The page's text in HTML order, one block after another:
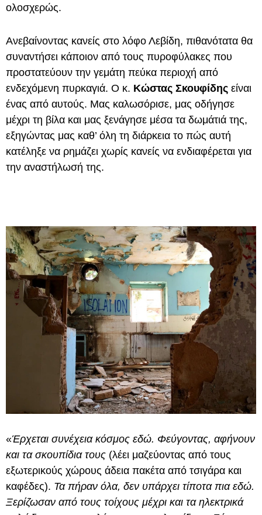
ολοσχερώς.
Ανεβαίνοντας κανείς στο λόφο Λεβίδη, πιθανότατα θα
συναντήσει κάποιον από τους πυροφύλακες που
προστατεύουν την γεμάτη πεύκα περιοχή από
ενδεχόμενη πυρκαγιά. Ο κ. Κώστας Σκουφίδης είναι
ένας από αυτούς. Μας καλωσόρισε, μας οδήγησε
μέχρι τη βίλα και μας ξενάγησε μέσα τα δωμάτιά της,
εξηγώντας μας καθ’ όλη τη διάρκεια το πώς αυτή
κατέληξε να ρημάζει χωρίς κανείς να ενδιαφέρεται για
την αναστήλωσή της.
«Έρχεται συνέχεια κόσμος εδώ. Φεύγοντας, αφήνουν
και τα σκουπίδια τους (λέει μαζεύοντας από τους
εξωτερικούς χώρους άδεια πακέτα από τσιγάρα και
καφέδες). Τα πήραν όλα, δεν υπάρχει τίποτα πια εδώ.
Ξερίζωσαν από τους τοίχους μέχρι και τα ηλεκτρικά